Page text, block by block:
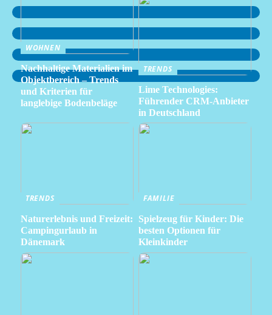
WOHNEN
Nachhaltige Materialien im
Objektbereich – Trends
und Kriterien für
langlebige Bodenbeläge
TRENDS
Lime Technologies:
Führender CRM-Anbieter
in Deutschland
TRENDS
Naturerlebnis und Freizeit:
Campingurlaub in
Dänemark
FAMILIE
Spielzeug für Kinder: Die
besten Optionen für
Kleinkinder